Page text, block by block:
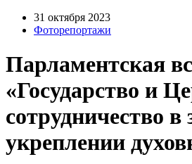
31 октября 2023
Фоторепортажи
Парламентская
«Государство и
сотрудничество
укреплении